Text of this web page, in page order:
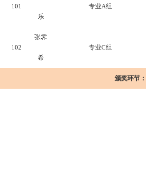
101
乐
专业A组
102
张霁
希
专业C组
颁奖环节：